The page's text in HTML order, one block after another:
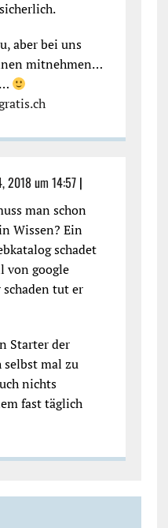
aber bei uns
mitnehmen…
2018 um 14:57|
man schon
Wissen? Ein
schadet
von google
tut er
Starter der
selbst mal zu
nichts
fast täglich